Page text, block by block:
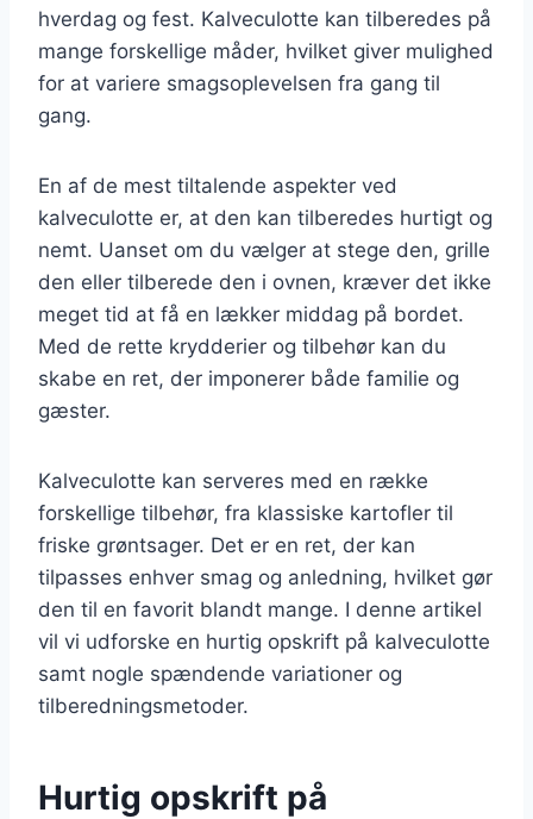
hverdag og fest. Kalveculotte kan tilberedes på
mange forskellige måder, hvilket giver mulighed
for at variere smagsoplevelsen fra gang til
gang.
En af de mest tiltalende aspekter ved
kalveculotte er, at den kan tilberedes hurtigt og
nemt. Uanset om du vælger at stege den, grille
den eller tilberede den i ovnen, kræver det ikke
meget tid at få en lækker middag på bordet.
Med de rette krydderier og tilbehør kan du
skabe en ret, der imponerer både familie og
gæster.
Kalveculotte kan serveres med en række
forskellige tilbehør, fra klassiske kartofler til
friske grøntsager. Det er en ret, der kan
tilpasses enhver smag og anledning, hvilket gør
den til en favorit blandt mange. I denne artikel
vil vi udforske en hurtig opskrift på kalveculotte
samt nogle spændende variationer og
tilberedningsmetoder.
Hurtig opskrift på